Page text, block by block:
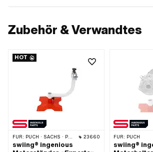
Zubehör & Verwandtes
HOT
FÜR: PUCH · SACHS · PONY / CILO (BETA 521 & 512) · PIAGGIO · ZÜNDAPP BELMONDO · DKW · KREIDLER 23660
swiing® ingenious
FÜR: PUCH
swiing®